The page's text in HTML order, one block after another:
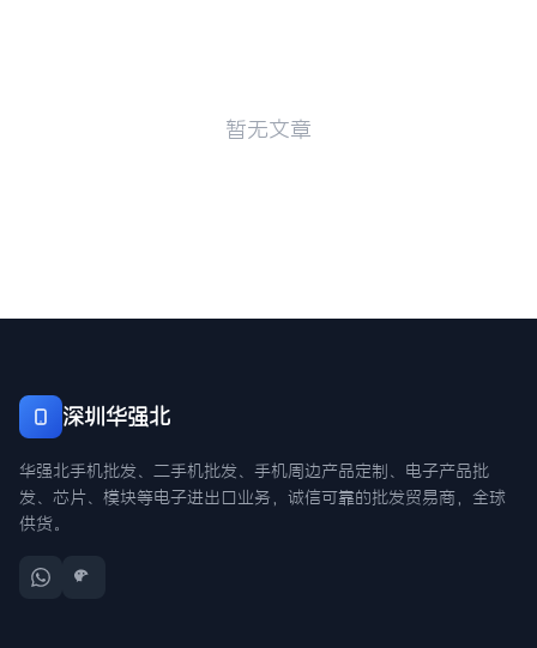
暂无文章
深圳华强北
华强北手机批发、二手机批发、手机周边产品定制、电子产品批
发、芯片、模块等电子进出口业务，诚信可靠的批发贸易商，全球
供货。